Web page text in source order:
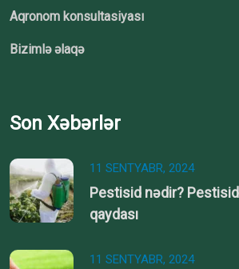
Aqronom konsultasiyası
Bizimlə əlaqə
Son Xəbərlər
11 SENTYABR, 2024
Pestisid nədir?
qaydası
11 SENTYABR, 2024